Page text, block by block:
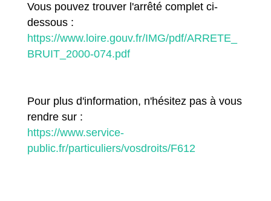
Vous pouvez trouver l'arrêté complet ci-
dessous :
https://www.loire.gouv.fr/IMG/pdf/ARRETE_
BRUIT_2000-074.pdf
Pour plus d'information, n'hésitez pas à vous
rendre sur :
https://www.service-
public.fr/particuliers/vosdroits/F612